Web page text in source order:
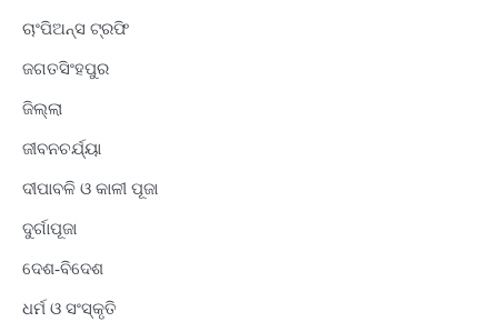
ଚାଂପିଅନ୍ସ ଟ୍ରଫି
ଜଗତସିଂହପୁର
ଜିଲ୍ଲା
ଜୀବନଚର୍ଯ୍ୟା
ଦୀପାବଳି ଓ କାଳୀ ପୂଜା
ଦୁର୍ଗାପୂଜା
ଦେଶ-ବିଦେଶ
ଧର୍ମ ଓ ସଂସ୍କୃତି